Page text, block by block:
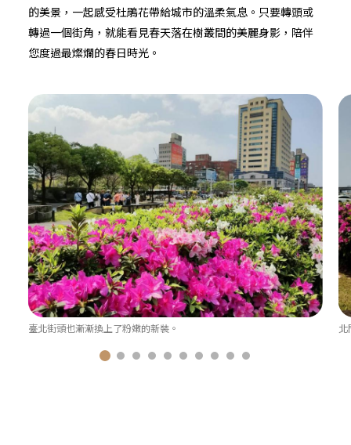
的美景，一起感受杜鵑花帶給城市的溫柔氣息。只要轉頭或
轉過一個街角，就能看見春天落在樹叢間的美麗身影，陪伴
您度過最燦爛的春日時光。
臺北街頭也漸漸換上了粉嫩的新裝。